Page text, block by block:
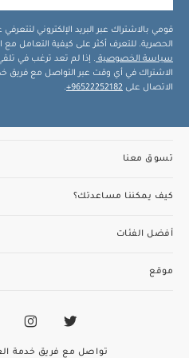
قومي بالاشتراك عبر البريد الإلكتروني
الحصرية. للتعرف أكثر على كيفية التعامل مع
سياسة الخصوصية . إذا لم تعد ترغب في تلقي
الاشتراك في أي وقت عبر التواصل مع فريق
الاتصال على 96522252182+
.
تسوق معنا
كيف يمكننا مساعدتك؟
أفضل الفئات
موقع
تواصل مع فريق خدمة